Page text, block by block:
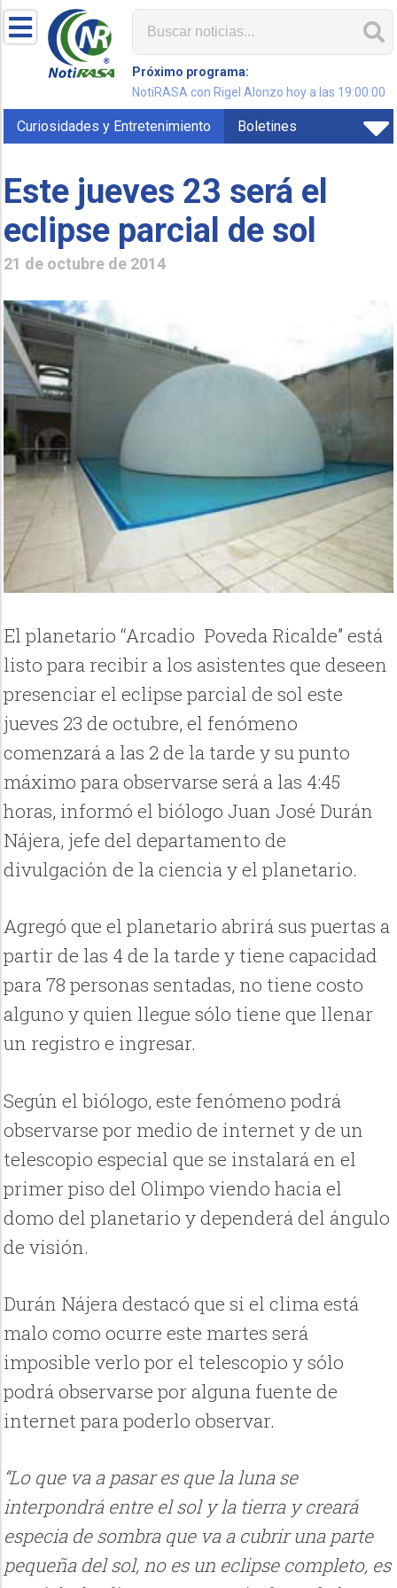
Próximo programa:
NotiRASA con Rigel Alonzo hoy a las 19:00:00
Curiosidades y Entretenimiento Boletines
Este jueves 23 será el
eclipse parcial de sol
21 de octubre de 2014
El planetario “Arcadio Poveda Ricalde” está
listo para recibir a los asistentes que deseen
presenciar el eclipse parcial de sol este
jueves 23 de octubre, el fenómeno
comenzará a las 2 de la tarde y su punto
máximo para observarse será a las 4:45
horas, informó el biólogo Juan José Durán
Nájera, jefe del departamento de
divulgación de la ciencia y el planetario.
Agregó que el planetario abrirá sus puertas a
partir de las 4 de la tarde y tiene capacidad
para 78 personas sentadas, no tiene costo
alguno y quien llegue sólo tiene que llenar
un registro e ingresar.
Según el biólogo, este fenómeno podrá
observarse por medio de internet y de un
telescopio especial que se instalará en el
primer piso del Olimpo viendo hacia el
domo del planetario y dependerá del ángulo
de visión.
Durán Nájera destacó que si el clima está
malo como ocurre este martes será
imposible verlo por el telescopio y sólo
podrá observarse por alguna fuente de
internet para poderlo observar.
“Lo que va a pasar es que la luna se
interpondrá entre el sol y la tierra y creará
especia de sombra que va a cubrir una parte
pequeña del sol, no es un eclipse completo, es